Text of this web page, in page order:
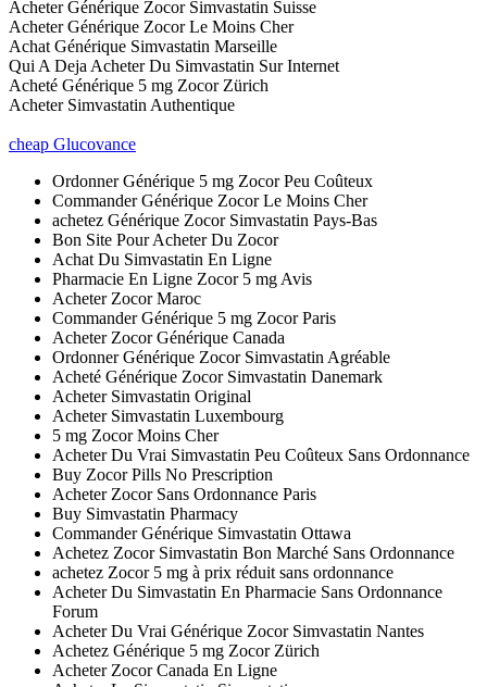
Acheter Générique Zocor Simvastatin Suisse
Acheter Générique Zocor Le Moins Cher
Achat Générique Simvastatin Marseille
Qui A Deja Acheter Du Simvastatin Sur Internet
Acheté Générique 5 mg Zocor Zürich
Acheter Simvastatin Authentique
cheap Glucovance
Ordonner Générique 5 mg Zocor Peu Coûteux
Commander Générique Zocor Le Moins Cher
achetez Générique Zocor Simvastatin Pays-Bas
Bon Site Pour Acheter Du Zocor
Achat Du Simvastatin En Ligne
Pharmacie En Ligne Zocor 5 mg Avis
Acheter Zocor Maroc
Commander Générique 5 mg Zocor Paris
Acheter Zocor Générique Canada
Ordonner Générique Zocor Simvastatin Agréable
Acheté Générique Zocor Simvastatin Danemark
Acheter Simvastatin Original
Acheter Simvastatin Luxembourg
5 mg Zocor Moins Cher
Acheter Du Vrai Simvastatin Peu Coûteux Sans Ordonnance
Buy Zocor Pills No Prescription
Acheter Zocor Sans Ordonnance Paris
Buy Simvastatin Pharmacy
Commander Générique Simvastatin Ottawa
Achetez Zocor Simvastatin Bon Marché Sans Ordonnance
achetez Zocor 5 mg à prix réduit sans ordonnance
Acheter Du Simvastatin En Pharmacie Sans Ordonnance
Forum
Acheter Du Vrai Générique Zocor Simvastatin Nantes
Achetez Générique 5 mg Zocor Zürich
Acheter Zocor Canada En Ligne